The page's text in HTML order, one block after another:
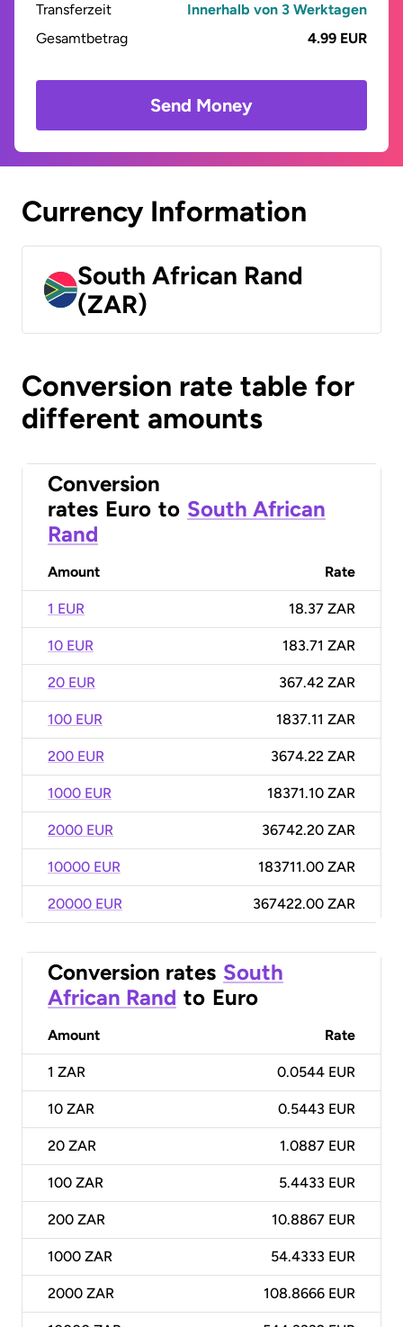
Transferzeit
Innerhalb von 3 Werktagen
Gesamtbetrag
4.99 EUR
Send Money
Currency Information
South African Rand
(ZAR)
Conversion rate table for
different amounts
Conversion
rates Euro to South African
Rand
Amount Rate
1 EUR 18.37 ZAR
10 EUR 183.71 ZAR
20 EUR 367.42 ZAR
100 EUR 1837.11 ZAR
200 EUR 3674.22 ZAR
1000 EUR 18371.10 ZAR
2000 EUR 36742.20 ZAR
10000 EUR 183711.00 ZAR
20000 EUR 367422.00 ZAR
Conversion rates South
African Rand to Euro
Amount Rate
1 ZAR 0.0544 EUR
10 ZAR 0.5443 EUR
20 ZAR 1.0887 EUR
100 ZAR 5.4433 EUR
200 ZAR 10.8867 EUR
1000 ZAR 54.4333 EUR
2000 ZAR 108.8666 EUR